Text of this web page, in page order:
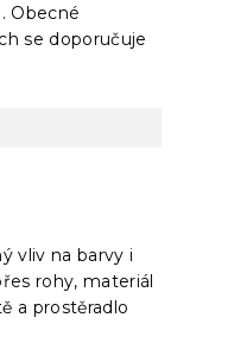
Obecné
se doporučuje
vliv na barvy i
rohy, materiál
a prostěradlo